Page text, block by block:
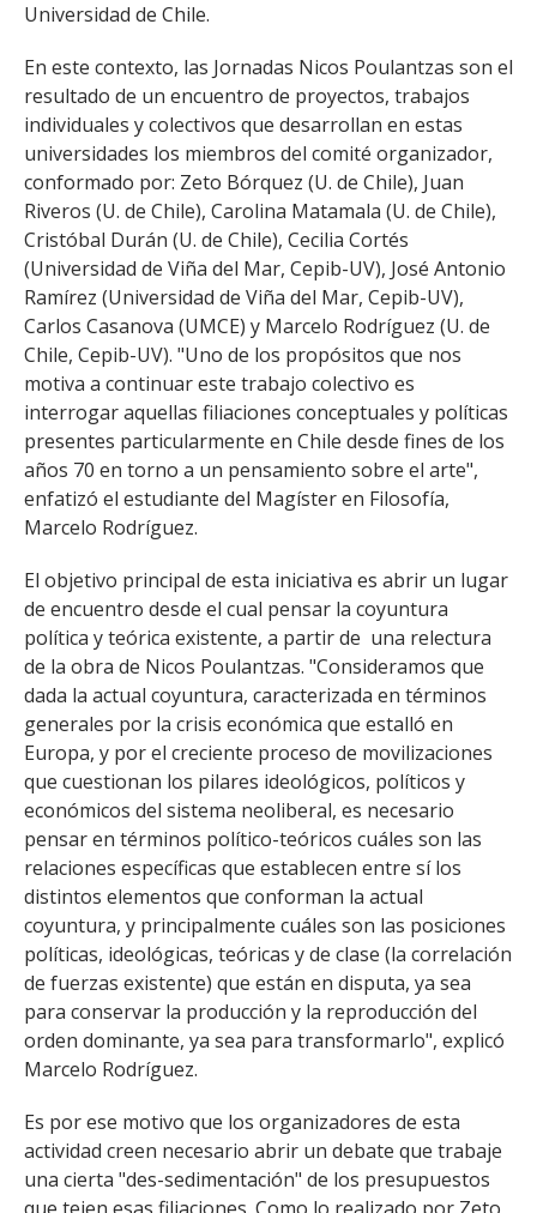
Universidad de Chile.
En este contexto, las Jornadas Nicos Poulantzas son el
resultado de un encuentro de proyectos, trabajos
individuales y colectivos que desarrollan en estas
universidades los miembros del comité organizador,
conformado por: Zeto Bórquez (U. de Chile), Juan
Riveros (U. de Chile), Carolina Matamala (U. de Chile),
Cristóbal Durán (U. de Chile), Cecilia Cortés
(Universidad de Viña del Mar, Cepib-UV), José Antonio
Ramírez (Universidad de Viña del Mar, Cepib-UV),
Carlos Casanova (UMCE) y Marcelo Rodríguez (U. de
Chile, Cepib-UV). "Uno de los propósitos que nos
motiva a continuar este trabajo colectivo es
interrogar aquellas filiaciones conceptuales y políticas
presentes particularmente en Chile desde fines de los
años 70 en torno a un pensamiento sobre el arte",
enfatizó el estudiante del Magíster en Filosofía,
Marcelo Rodríguez.
El objetivo principal de esta iniciativa es abrir un lugar
de encuentro desde el cual pensar la coyuntura
política y teórica existente, a partir de una relectura
de la obra de Nicos Poulantzas. "Consideramos que
dada la actual coyuntura, caracterizada en términos
generales por la crisis económica que estalló en
Europa, y por el creciente proceso de movilizaciones
que cuestionan los pilares ideológicos, políticos y
económicos del sistema neoliberal, es necesario
pensar en términos político-teóricos cuáles son las
relaciones específicas que establecen entre sí los
distintos elementos que conforman la actual
coyuntura, y principalmente cuáles son las posiciones
políticas, ideológicas, teóricas y de clase (la correlación
de fuerzas existente) que están en disputa, ya sea
para conservar la producción y la reproducción del
orden dominante, ya sea para transformarlo", explicó
Marcelo Rodríguez.
Es por ese motivo que los organizadores de esta
actividad creen necesario abrir un debate que trabaje
una cierta "des-sedimentación" de los presupuestos